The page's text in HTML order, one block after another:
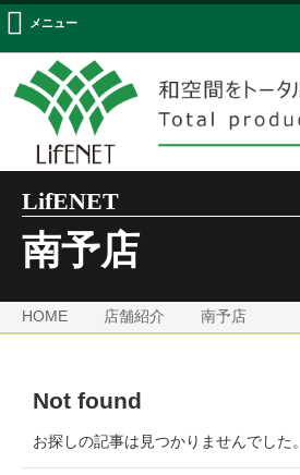
メニュー
LifENET
南予店
HOME 店舗紹介 南予店
Not found
お探しの記事は見つかりませんでした。